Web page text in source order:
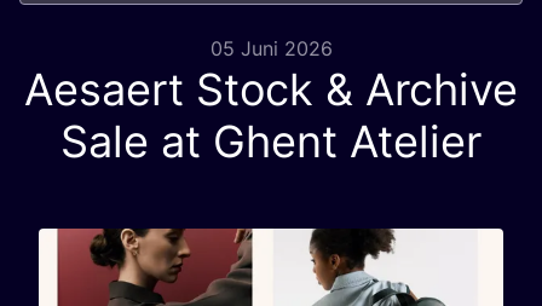
05 Juni 2026
Aesaert Stock & Archive
Sale at Ghent Atelier